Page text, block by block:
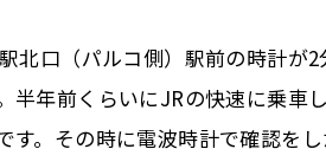
北口（パルコ側）駅前の時計が
半年前くらいにJRの快速に乗車
す。その時に電波時計で確認を